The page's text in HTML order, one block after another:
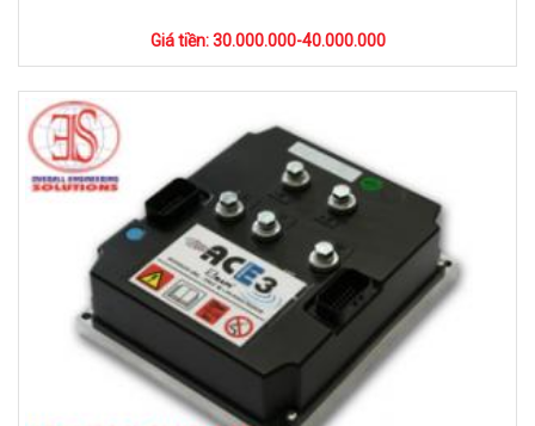
Giá tiền: 30.000.000-40.000.000